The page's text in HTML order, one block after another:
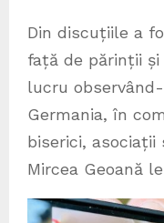
Din discuțiile a
față de părinții și
lucru
Germania, în
biserici, asociații
Mircea Geoană